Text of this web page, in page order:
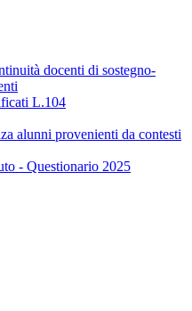
docenti di sostegno-
L.104
alunni provenienti da contesti
- Questionario 2025